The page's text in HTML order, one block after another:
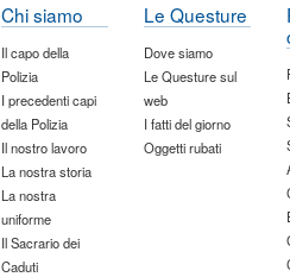
Chi siamo
Il capo della
Polizia
I precedenti capi
della Polizia
Il nostro lavoro
La nostra storia
La nostra
uniforme
Il Sacrario dei
Caduti
Le Questure
Dove siamo
Le Questure sul
web
I fatti del giorno
Oggetti rubati